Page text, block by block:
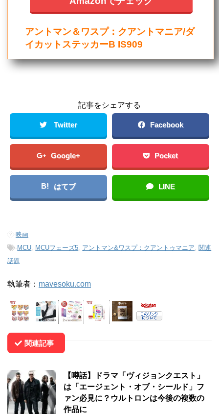
アントマン＆ワスプ：クアントマニア/ダ
イカットステッカーB IS909
記事をシェアする
Twitter Facebook
Google+ Pocket
B! はてブ LINE
-映画
-MCU MCUフェーズ5 アントマン&ワスプ：クアントゥマニア 関連
話題
執筆者： mavesoku.com
関連記事
【噂話】ドラマ「ヴィジョンクエスト」
は「エージェント・オブ・シールド」フ
ァン必見に？ウルトロンは今後の複数の
作品に